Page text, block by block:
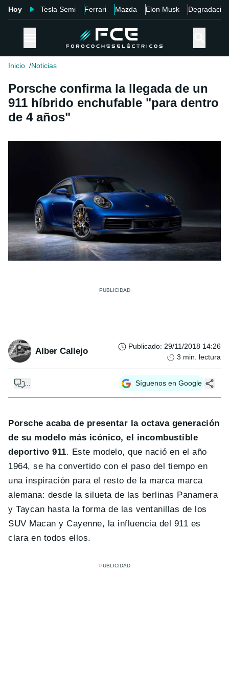
Hoy Tesla Semi Ferrari Mazda Elon Musk Degradación
Inicio Noticias
Porsche confirma la llegada de un
911 híbrido enchufable "para dentro
de 4 años"
Alber Callejo Publicado: 29/11/2018 14:26
3 min. lectura
... Síguenos en Google
Porsche acaba de presentar la octava generación
de su modelo más icónico, el incombustible
deportivo 911. Este modelo, que nació en el año
1964, se ha convertido con el paso del tiempo en
una inspiración para el resto de la marca marca
alemana: desde la silueta de las berlinas Panamera
y Taycan hasta la forma de las ventanillas de los
SUV Macan y Cayenne, la influencia del 911 es
clara en todos ellos.